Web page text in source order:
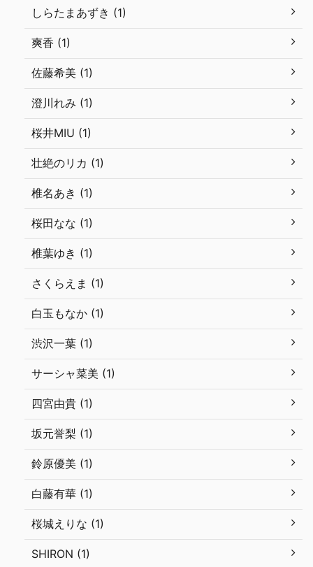
しらたまあずき (1)
爽香 (1)
佐藤希美 (1)
澄川れみ (1)
桜井MIU (1)
壮絶のリカ (1)
椎名あき (1)
桜田なな (1)
椎葉ゆき (1)
さくらえま (1)
白玉もなか (1)
渋沢一葉 (1)
サーシャ菜美 (1)
四宮由貴 (1)
坂元誉梨 (1)
鈴原優美 (1)
白藤有華 (1)
桜城えりな (1)
SHIRON (1)